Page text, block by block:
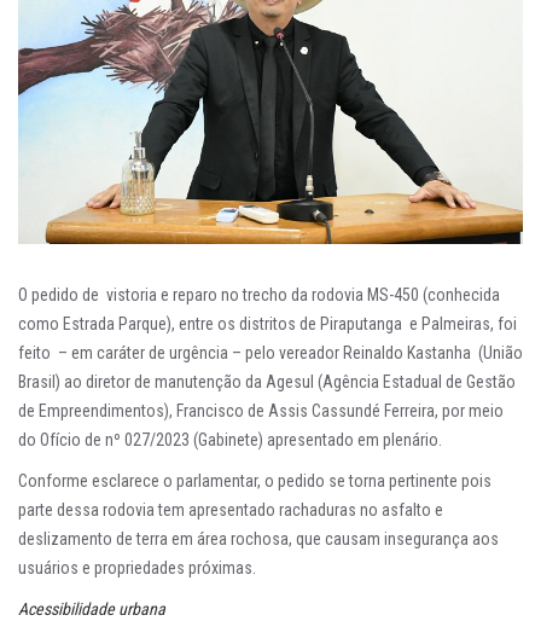
O pedido de vistoria e reparo no trecho da rodovia MS-450 (conhecida
como Estrada Parque), entre os distritos de Piraputanga e Palmeiras, foi
feito – em caráter de urgência – pelo vereador Reinaldo Kastanha (União
Brasil) ao diretor de manutenção da Agesul (Agência Estadual de Gestão
de Empreendimentos), Francisco de Assis Cassundé Ferreira, por meio
do Ofício de nº 027/2023 (Gabinete) apresentado em plenário.
Conforme esclarece o parlamentar, o pedido se torna pertinente pois
parte dessa rodovia tem apresentado rachaduras no asfalto e
deslizamento de terra em área rochosa, que causam insegurança aos
usuários e propriedades próximas.
Acessibilidade urbana